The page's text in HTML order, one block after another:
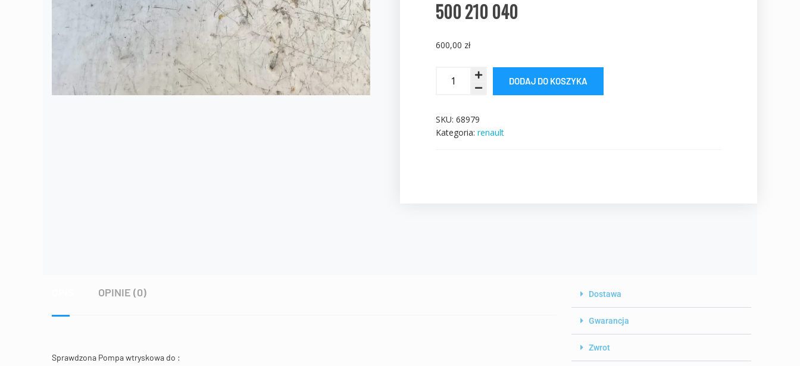
500 210 040
600,00 zł
DODAJ DO KOSZYKA
SKU: 68979
Kategoria: renault
OPINIE (0)
Sprawdzona Pompa wtryskowa do :
Dostawa
Gwarancja
Zwrot